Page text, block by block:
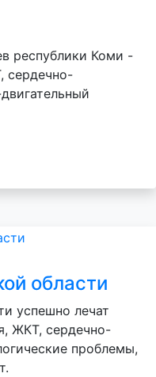
республики Коми -
сердечно-
области
успешно лечат
ЖКТ, сердечно-
проблемы,